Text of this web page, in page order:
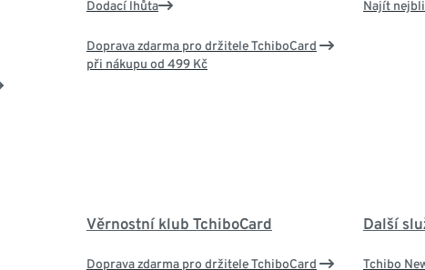
Dodací lhůta
Doprava zdarma pro držitele TchiboCard
při nákupu od 499 Kč
Najít
Věrnostní klub TchiboCard
Doprava zdarma pro držitele TchiboCard
Další
Tchibo